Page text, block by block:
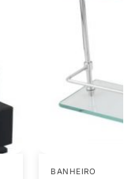
BANHEIRO